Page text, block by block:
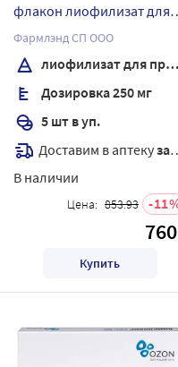
флакон лиофилизат для
приготовления раствора
для инфузий
Фармлэнд СП ООО
лиофилизат для приготовления раствора для инфузий
Дозировка 250 мг
5 шт в уп.
Доставим в аптекузавтра
В наличии
Цена: 853.93 11
760
Купить